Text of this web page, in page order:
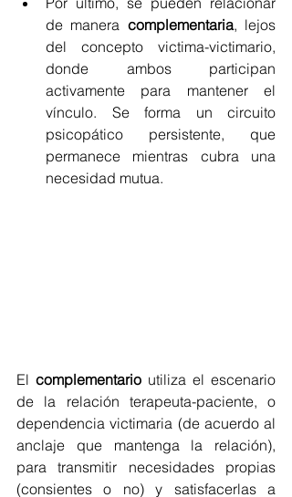
de manera complementaria, lejos
del concepto victima-victimario,
donde ambos participan
activamente para mantener el
vínculo. Se forma un circuito
psicopático persistente, que
permanece mientras cubra una
necesidad mutua.
El complementario utiliza el escenario
de la relación terapeuta-paciente, o
dependencia victimaria (de acuerdo al
anclaje que mantenga la relación),
para transmitir necesidades propias
(consientes o no) y satisfacerlas a